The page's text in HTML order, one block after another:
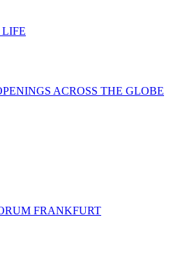
LIFE
ACROSS THE GLOBE
FRANKFURT